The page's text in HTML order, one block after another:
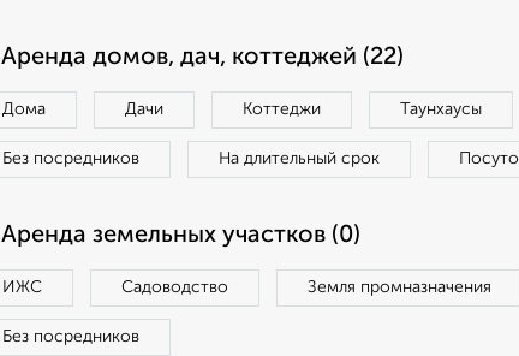
Аренда домов, дач, коттеджей (22)
Дома Дачи Коттеджи Таунхаусы
Без посредников На длительный срок
Аренда земельных участков (0)
ИЖС Садоводство Земля промназначения
Без посредников